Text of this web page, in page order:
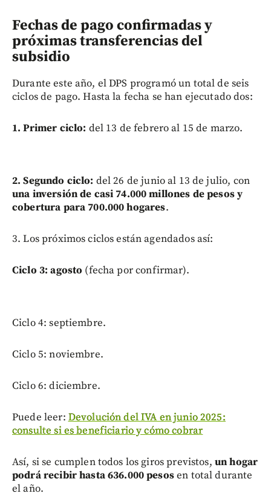
Fechas de pago confirmadas y
próximas transferencias del
subsidio
Durante este año, el DPS programó un total de seis
ciclos de pago. Hasta la fecha se han ejecutado dos:
1. Primer ciclo: del 13 de febrero al 15 de marzo.
2. Segundo ciclo: del 26 de junio al 13 de julio, con
una inversión de casi 74.000 millones de pesos y
cobertura para 700.000 hogares.
3. Los próximos ciclos están agendados así:
Ciclo 3: agosto (fecha por confirmar).
Ciclo 4: septiembre.
Ciclo 5: noviembre.
Ciclo 6: diciembre.
Puede leer: Devolución del IVA en junio 2025:
consulte si es beneficiario y cómo cobrar
Así, si se cumplen todos los giros previstos, un hogar
podrá recibir hasta 636.000 pesosen total durante
el año.